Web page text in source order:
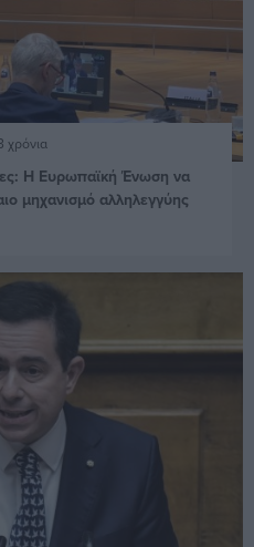
χρόνια
Η Ευρωπαϊκή Ένωση να
μηχανισμό αλληλεγγύης